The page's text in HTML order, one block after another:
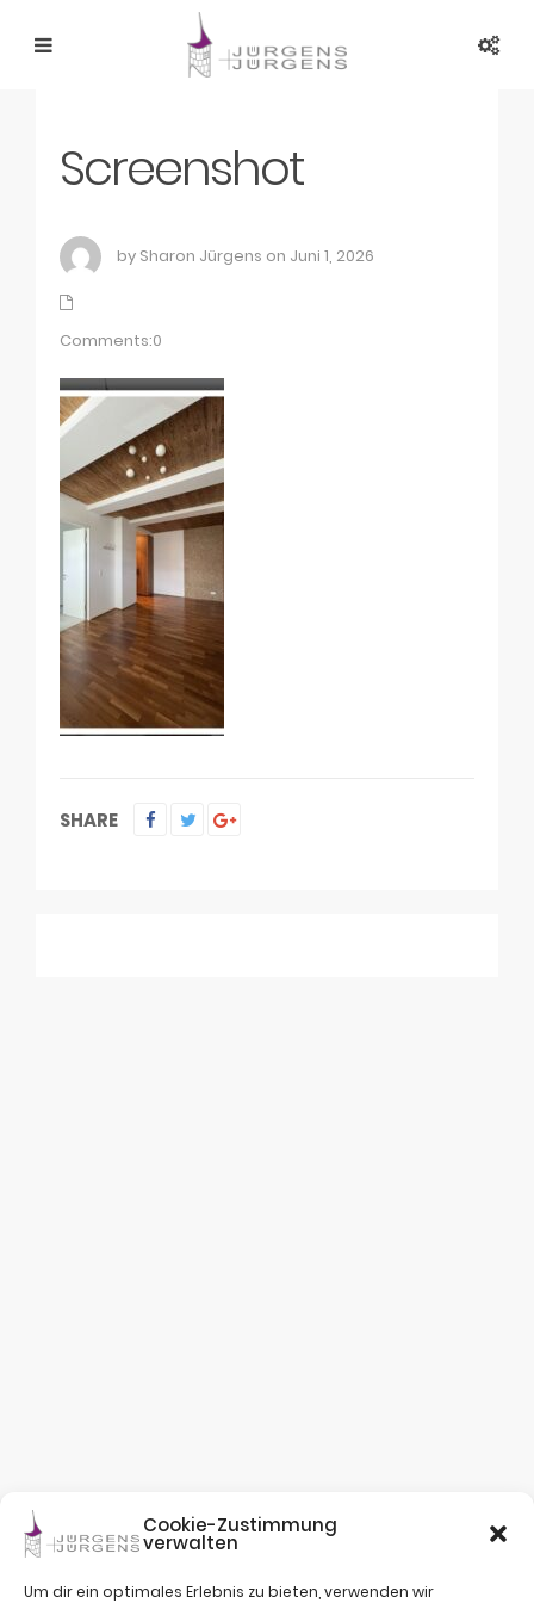
Cookie-Zustimmung
verwalten
Um dir ein optimales Erlebnis zu bieten, verwenden wir
Screenshot
by Sharon Jürgens on Juni 1, 2026
Comments:0
SHARE